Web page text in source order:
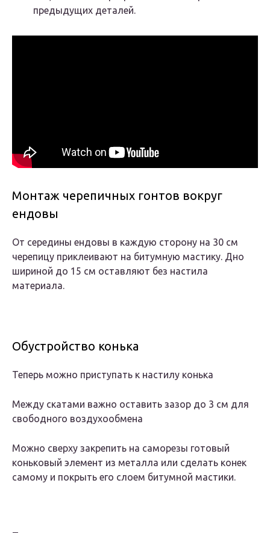
предыдущих деталей.
Монтаж черепичных гонтов вокруг
ендовы
От середины ендовы в каждую сторону на 30 см
черепицу приклеивают на битумную мастику. Дно
шириной до 15 см оставляют без настила
материала.
Обустройство конька
Теперь можно приступать к настилу конька
Между скатами важно оставить зазор до 3 см для
свободного воздухообмена
Можно сверху закрепить на саморезы готовый
коньковый элемент из металла или сделать конек
самому и покрыть его слоем битумной мастики.